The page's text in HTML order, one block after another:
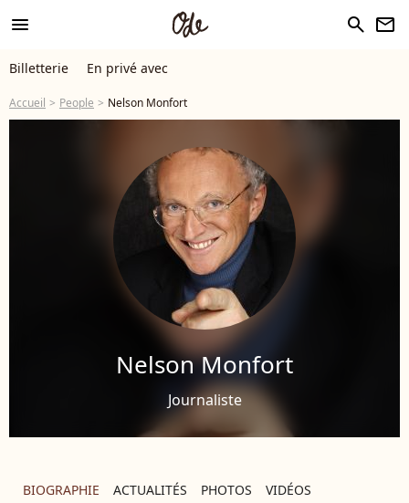
menu search newsletter
Billetterie En privé avec
Accueil People Nelson Monfort
Nelson Monfort
Journaliste
BIOGRAPHIE ACTUALITÉS PHOTOS VIDÉOS